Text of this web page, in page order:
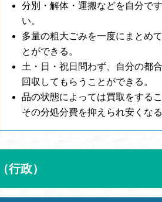
分別・解体・運搬などを自分で
い。
多量の粗大ごみを一度にまとめ
とができる。
土・日・祝日問わず、自分の都
回収してもらうことができる。
品の状態によっては買取をするこ
その分処分費を抑えられ安くなる
行政）